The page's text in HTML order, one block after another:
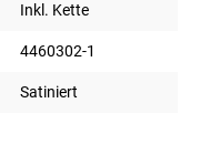
Inkl. Kette
4460302-1
Satiniert